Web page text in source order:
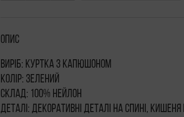
Опис
Виріб: куртка з капюшоном
Колір: зелений
Склад: 100% нейлон
Деталі: декоративні деталі на спині,